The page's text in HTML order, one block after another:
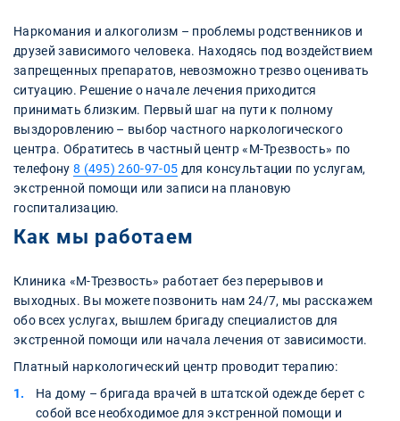
Наркомания и алкоголизм – проблемы родственников и
друзей зависимого человека. Находясь под воздействием
запрещенных препаратов, невозможно трезво оценивать
ситуацию. Решение о начале лечения приходится
принимать близким. Первый шаг на пути к полному
выздоровлению – выбор частного наркологического
центра. Обратитесь в частный центр «М-Трезвость» по
телефону 8 (495) 260-97-05 для консультации по услугам,
экстренной помощи или записи на плановую
госпитализацию.
Как мы работаем
Клиника «М-Трезвость» работает без перерывов и
выходных. Вы можете позвонить нам 24/7, мы расскажем
обо всех услугах, вышлем бригаду специалистов для
экстренной помощи или начала лечения от зависимости.
Платный наркологический центр проводит терапию:
На дому – бригада врачей в штатской одежде берет с
собой все необходимое для экстренной помощи и